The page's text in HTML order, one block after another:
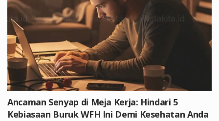
Ancaman Senyap di Meja Kerja: Hindari 5
Kebiasaan Buruk WFH Ini Demi Kesehatan Anda